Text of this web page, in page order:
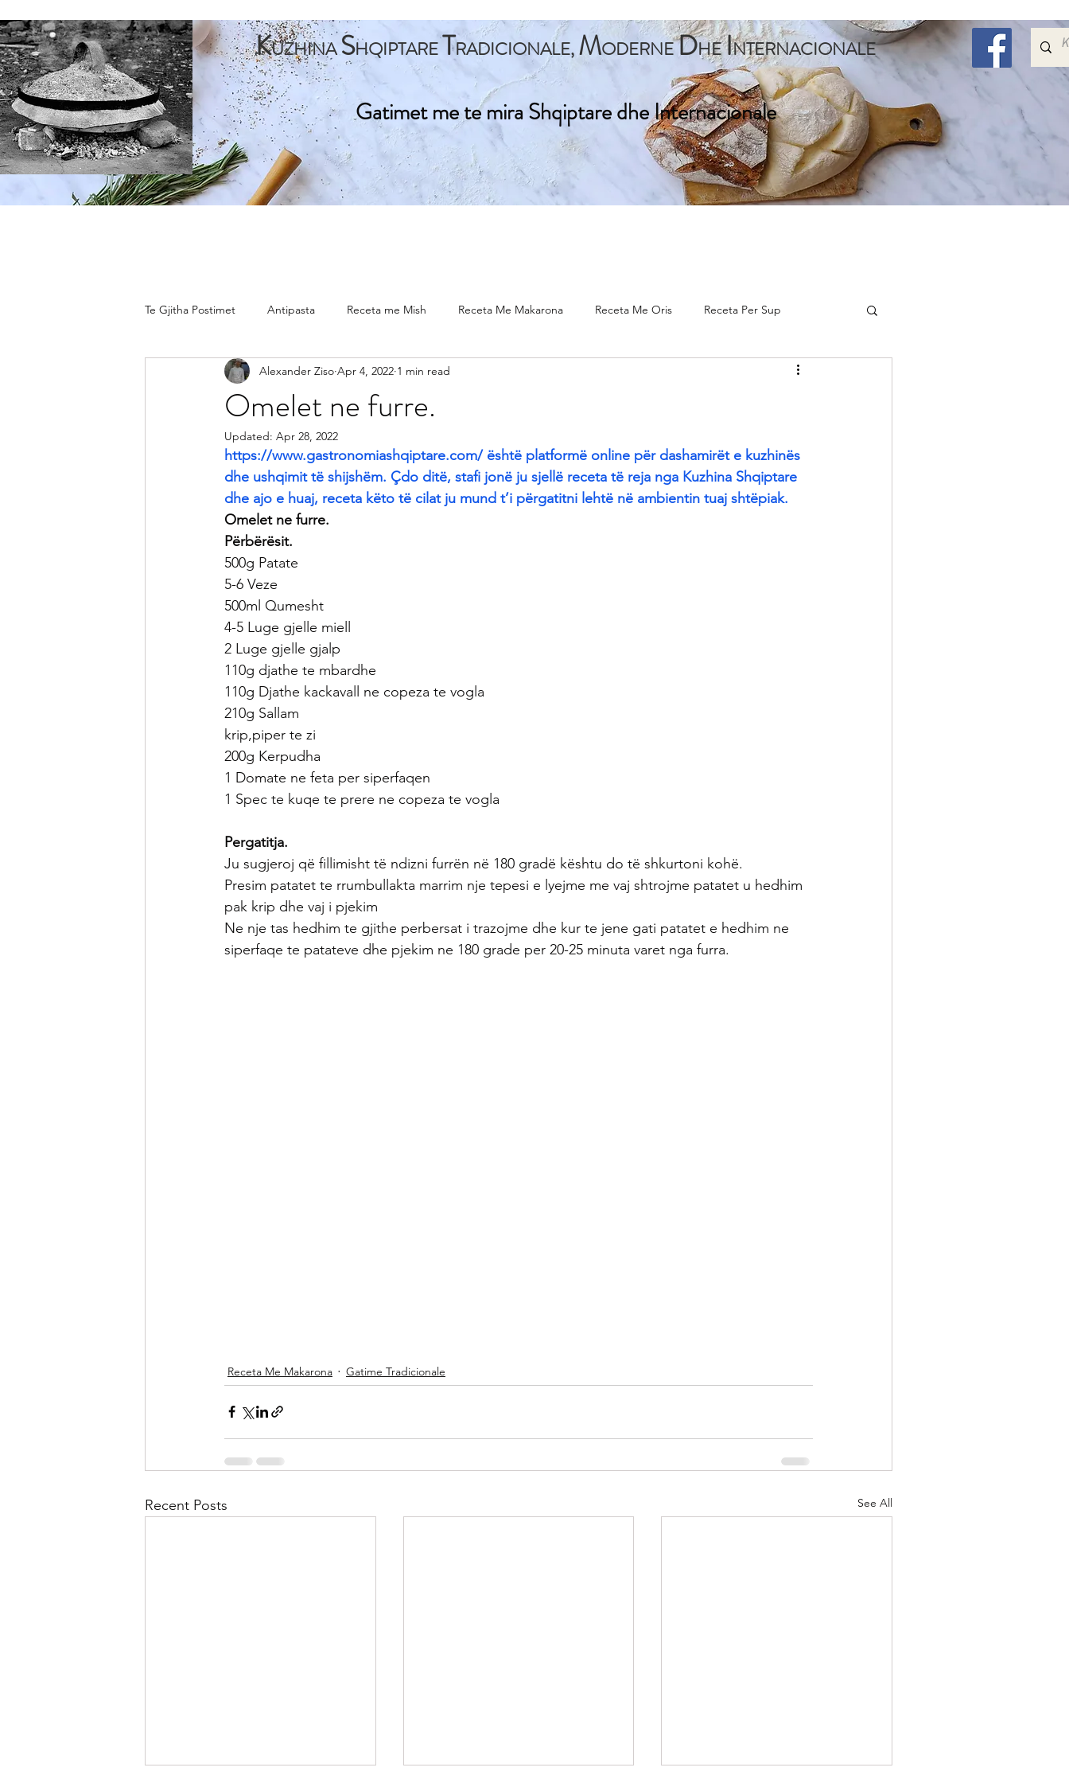
KUZHINASHQIPTARETRADICIONALE,MODERNEDHEINTERNACIONALE
Gatimet me te mira Shqiptare dhe Internacionale
Te Gjitha Postimet Antipasta Receta me Mish Receta Me Makarona Receta Me Oris Receta Per Sup
Receta Me Peshk Receta Vegjetariane Gatime Tradicionale
Sallata Pije
Receta per Femije Keshilla per Femijet
Omelet ne furre.
Alexander Ziso Apr 4, 2022 1 min read
Updated: Apr 28, 2022
https://www.gastronomiashqiptare.com/ është platformë online për dashamirët e kuzhinës
dhe ushqimit të shijshëm. Çdo ditë, stafi jonë ju sjellë receta të reja nga Kuzhina Shqiptare
dhe ajo e huaj, receta këto të cilat ju mund t’i përgatitni lehtë në ambientin tuaj shtëpiak.
Omelet ne furre.
Përbërësit.
500g Patate
5-6 Veze
500ml Qumesht
4-5 Luge gjelle miell
2 Luge gjelle gjalp
110g djathe te mbardhe
110g Djathe kackavall ne copeza te vogla
210g Sallam
krip,piper te zi
200g Kerpudha
1 Domate ne feta per siperfaqen
1 Spec te kuqe te prere ne copeza te vogla
Pergatitja.
Ju sugjeroj që fillimisht të ndizni furrën në 180 gradë kështu do të shkurtoni kohë.
Presim patatet te rrumbullakta marrim nje tepesi e lyejme me vaj shtrojme patatet u hedhim
pak krip dhe vaj i pjekim
Ne nje tas hedhim te gjithe perbersat i trazojme dhe kur te jene gati patatet e hedhim ne
siperfaqe te patateve dhe pjekim ne 180 grade per 20-25 minuta varet nga furra.
Receta Me Makarona Gatime Tradicionale
Recent Posts See All